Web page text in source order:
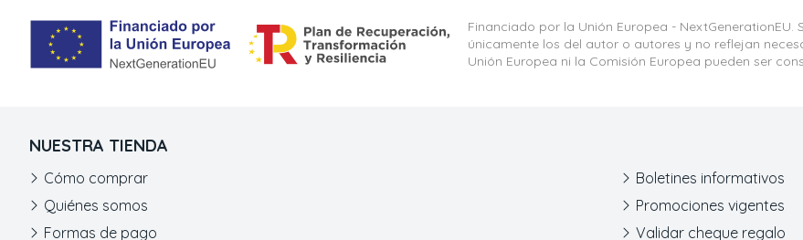
Financiado por la Unión Europea -
únicamente los del autor o autores y no reflejan
Unión Europea ni la Comisión Europea pueden ser
NUESTRA TIENDA
Cómo comprar
Quiénes somos
Formas de pago
Boletines informativos
Promociones vigentes
Validar cheque regalo